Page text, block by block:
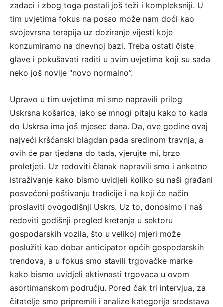
zadaci i zbog toga postali još teži i kompleksniji. U
tim uvjetima fokus na posao može nam doći kao
svojevrsna terapija uz doziranje vijesti koje
konzumiramo na dnevnoj bazi. Treba ostati čiste
glave i pokušavati raditi u ovim uvjetima koji su sada
neko još novije “novo normalno”.
Upravo u tim uvjetima mi smo napravili prilog
Uskrsna košarica, iako se mnogi pitaju kako to kada
do Uskrsa ima još mjesec dana. Da, ove godine ovaj
najveći kršćanski blagdan pada sredinom travnja, a
ovih će par tjedana do tada, vjerujte mi, brzo
proletjeti. Uz redoviti članak napravili smo i anketno
istraživanje kako bismo uvidjeli koliko su naši građani
posvećeni poštivanju tradicije i na koji će način
proslaviti ovogodišnji Uskrs. Uz to, donosimo i naš
redoviti godišnji pregled kretanja u sektoru
gospodarskih vozila, što u velikoj mjeri može
poslužiti kao dobar anticipator općih gospodarskih
trendova, a u fokus smo stavili trgovačke marke
kako bismo uvidjeli aktivnosti trgovaca u ovom
asortimanskom području. Pored čak tri intervjua, za
čitatelje smo pripremili i analize kategorija sredstava